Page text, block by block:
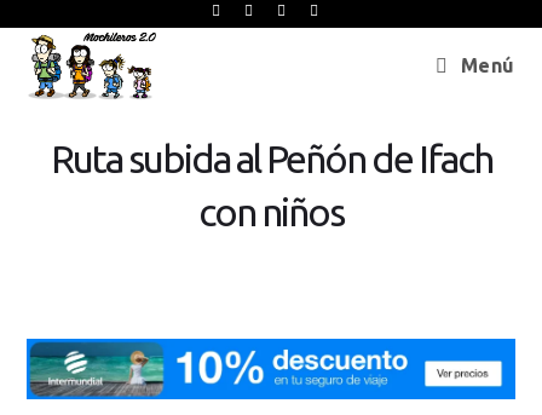
Menú
Ruta subida al Peñón de Ifach
con niños